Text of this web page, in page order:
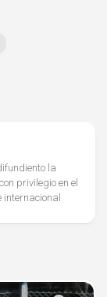
la
privilegio en el
internacional